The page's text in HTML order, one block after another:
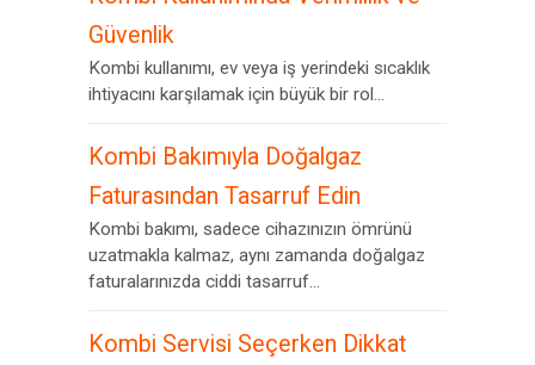
Güvenlik
Kombi kullanımı, ev veya iş yerindeki sıcaklık
ihtiyacını karşılamak için büyük bir rol...
Kombi Bakımıyla Doğalgaz
Faturasından Tasarruf Edin
Kombi bakımı, sadece cihazınızın ömrünü
uzatmakla kalmaz, aynı zamanda doğalgaz
faturalarınızda ciddi tasarruf...
Kombi Servisi Seçerken Dikkat